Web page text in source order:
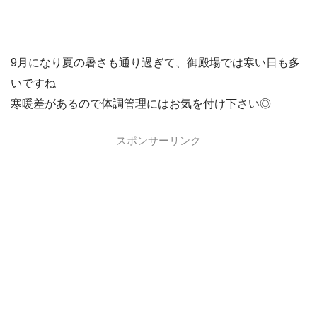
9月になり夏の暑さも通り過ぎて、御殿場では寒い日も多
いですね
寒暖差があるので体調管理にはお気を付け下さい◎
スポンサーリンク